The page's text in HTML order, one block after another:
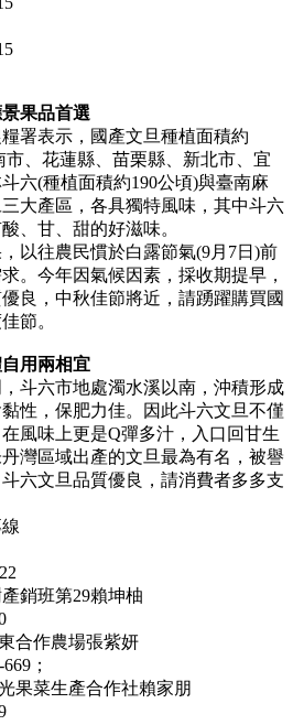
果品首選
表示，國產文旦種植面積約
市、花蓮縣、苗栗縣、新北市、宜
六(種植面積約190公頃)與臺南麻
大產區，各具獨特風味，其中斗六
、甘、甜的好滋味。
往農民慣於白露節氣(9月7日)前
。今年因氣候因素，採收期提早，
良，中秋佳節將近，請踴躍購買國
節。
用兩相宜
六市地處濁水溪以南，沖積形成
性，保肥力佳。因此斗六文旦不僅
風味上更是Q彈多汁，入口回甘生
灣區域出產的文旦最為有名，被譽
六文旦品質優良，請消費者多多支
銷班第29賴坤柚
作農場張紫妍
；
菜生產合作社賴家朋